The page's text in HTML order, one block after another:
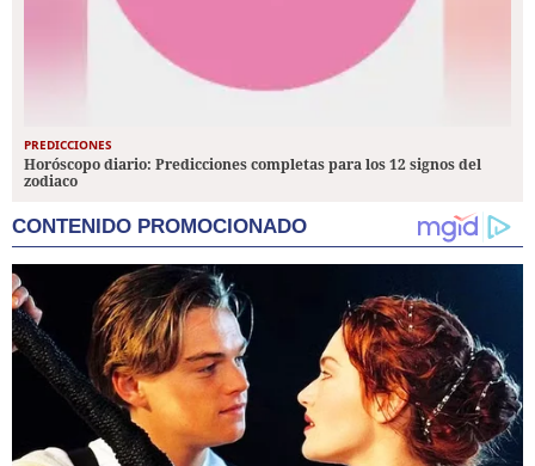
PREDICCIONES
Horóscopo diario: Predicciones completas para los 12 signos del
zodiaco
CONTENIDO PROMOCIONADO